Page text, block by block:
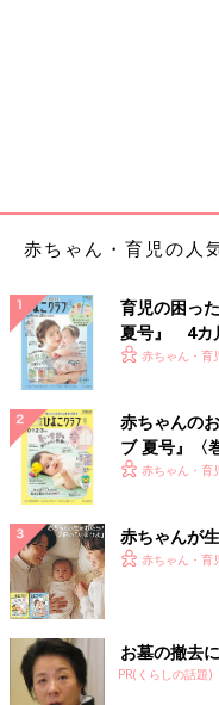
赤ちゃん・育児の人
育児の困っ
夏号』 4カ
いっぱい！
赤ちゃん・育
赤ちゃんの
ブ 夏号』〈
く！ おっぱ
赤ちゃん・育
赤ちゃんが
赤ちゃん・育
お墓の撤去
PR(くらしの話題)